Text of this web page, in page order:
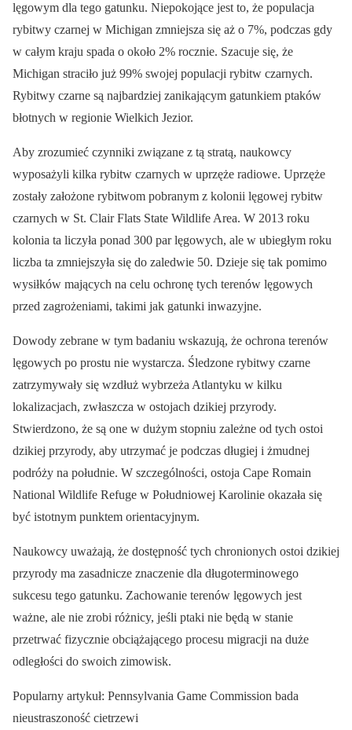
lęgowym dla tego gatunku. Niepokojące jest to, że populacja
rybitwy czarnej w Michigan zmniejsza się aż o 7%, podczas gdy
w całym kraju spada o około 2% rocznie. Szacuje się, że
Michigan straciło już 99% swojej populacji rybitw czarnych.
Rybitwy czarne są najbardziej zanikającym gatunkiem ptaków
błotnych w regionie Wielkich Jezior.
Aby zrozumieć czynniki związane z tą stratą, naukowcy
wyposażyli kilka rybitw czarnych w uprzęże radiowe. Uprzęże
zostały założone rybitwom pobranym z kolonii lęgowej rybitw
czarnych w St. Clair Flats State Wildlife Area. W 2013 roku
kolonia ta liczyła ponad 300 par lęgowych, ale w ubiegłym roku
liczba ta zmniejszyła się do zaledwie 50. Dzieje się tak pomimo
wysiłków mających na celu ochronę tych terenów lęgowych
przed zagrożeniami, takimi jak gatunki inwazyjne.
Dowody zebrane w tym badaniu wskazują, że ochrona terenów
lęgowych po prostu nie wystarcza. Śledzone rybitwy czarne
zatrzymywały się wzdłuż wybrzeża Atlantyku w kilku
lokalizacjach, zwłaszcza w ostojach dzikiej przyrody.
Stwierdzono, że są one w dużym stopniu zależne od tych ostoi
dzikiej przyrody, aby utrzymać je podczas długiej i żmudnej
podróży na południe. W szczególności, ostoja Cape Romain
National Wildlife Refuge w Południowej Karolinie okazała się
być istotnym punktem orientacyjnym.
Naukowcy uważają, że dostępność tych chronionych ostoi dzikiej
przyrody ma zasadnicze znaczenie dla długoterminowego
sukcesu tego gatunku. Zachowanie terenów lęgowych jest
ważne, ale nie zrobi różnicy, jeśli ptaki nie będą w stanie
przetrwać fizycznie obciążającego procesu migracji na duże
odległości do swoich zimowisk.
Popularny artykuł: Pennsylvania Game Commission bada
nieustraszoność cietrzewi